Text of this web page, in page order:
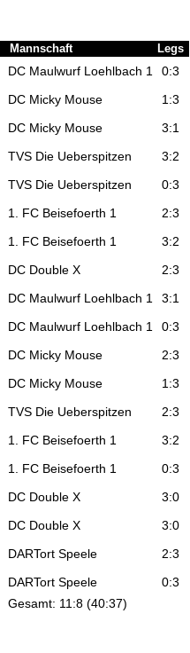
Mannschaft Legs
DC Maulwurf Loehlbach 1
0:3
DC Micky Mouse
1:3
DC Micky Mouse
3:1
TVS Die Ueberspitzen
3:2
TVS Die Ueberspitzen
0:3
1. FC Beisefoerth 1
2:3
1. FC Beisefoerth 1
3:2
DC Double X
2:3
DC Maulwurf Loehlbach 1
3:1
DC Maulwurf Loehlbach 1
0:3
DC Micky Mouse
2:3
DC Micky Mouse
1:3
TVS Die Ueberspitzen
2:3
1. FC Beisefoerth 1
3:2
1. FC Beisefoerth 1
0:3
DC Double X
3:0
DC Double X
3:0
DARTort Speele
2:3
DARTort Speele
0:3
Gesamt: 11:8 (40:37)